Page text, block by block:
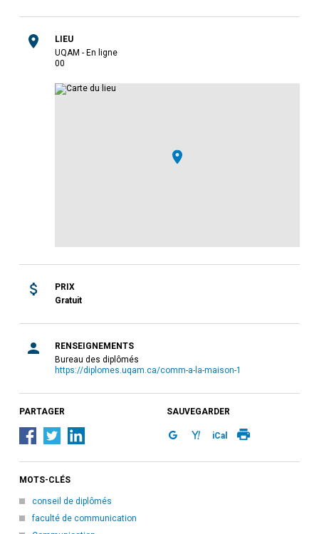
LIEU
UQAM - En ligne
00
PRIX
Gratuit
RENSEIGNEMENTS
Bureau des diplômés
https://diplomes.uqam.ca/comm-a-la-maison-1
PARTAGER SAUVEGARDER
iCal
MOTS-CLÉS
conseil de diplômés
faculté de communication